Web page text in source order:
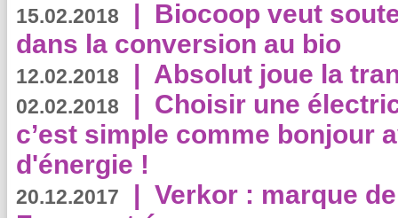
15.02.2018 | Biocoop veut
dans la conversion au bio
12.02.2018 | Absolut joue la
02.02.2018 | Choisir une
c’est simple comme bonjour
d'énergie !
20.12.2017 | Verkor : marque